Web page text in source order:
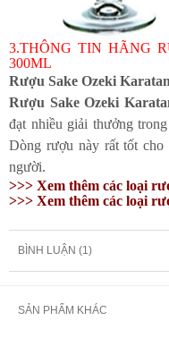
3.THÔNG TIN HÃNG
300ML
Rượu Sake Ozeki
Rượu Sake Ozeki
đạt nhiều giải thưởng
Dòng rượu này rất tốt
người.
>>> Xem thêm các loại
>>> Xem thêm các loại
BÌNH LUẬN (1)
SẢN PHẨM KHÁC